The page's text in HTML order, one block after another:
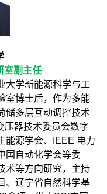
室副主任
大学新能源科学与工
室博士后，作为多能
储多层互动调控技术
压器技术委员会数字
能源学会、IEEE 电力
国自动化学会等委
术等方向研究，主持
、辽宁省自然科学基